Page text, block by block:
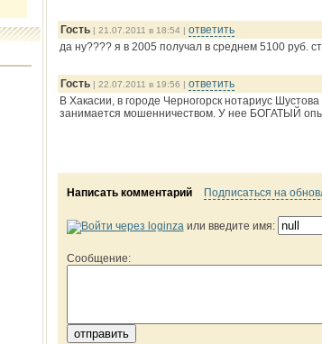
Гость| 21.07.2011 в 18:54 | ответить
да ну???? я в 2005 получал в среднем 5100 руб.
Гость| 22.07.2011 в 19:56 | ответить
В Хакасии, в городе Черногорск нотариус
занимается мошенничеством. У нее БОГАТЫЙ
Написать комментарий Подписаться на
или введите имя:
Сообщение: